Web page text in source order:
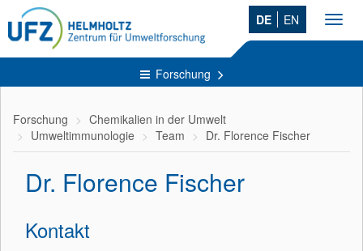
DE EN
Forschung
Forschung
Chemikalien in der Umwelt
Umweltimmunologie
Team Dr. Florence Fischer
Dr. Florence Fischer
Kontakt